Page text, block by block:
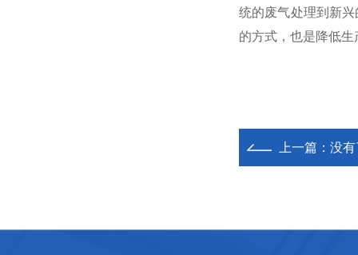
统的废气处理到新
的方式，也是降低
上一篇：没